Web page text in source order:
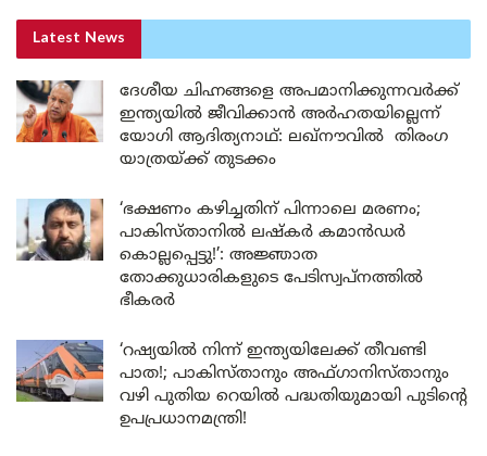
Latest News
ദേശീയ ചിഹ്നങ്ങളെ അപമാനിക്കുന്നവർക്ക്
ഇന്ത്യയിൽ ജീവിക്കാൻ അർഹതയില്ലെന്ന്
യോഗി ആദിത്യനാഥ്: ലഖ്‌നൗവിൽ തിരംഗ
യാത്രയ്ക്ക് തുടക്കം
‘ഭക്ഷണം കഴിച്ചതിന് പിന്നാലെ മരണം;
പാകിസ്താനിൽ ലഷ്കർ കമാൻഡർ
കൊല്ലപ്പെട്ടു!’: അജ്ഞാത
തോക്കുധാരികളുടെ പേടിസ്വപ്നത്തിൽ
ഭീകരർ
‘റഷ്യയിൽ നിന്ന് ഇന്ത്യയിലേക്ക് തീവണ്ടി
പാത!; പാകിസ്താനും അഫ്ഗാനിസ്താനും
വഴി പുതിയ റെയിൽ പദ്ധതിയുമായി പുടിന്റെ
ഉപപ്രധാനമന്ത്രി!